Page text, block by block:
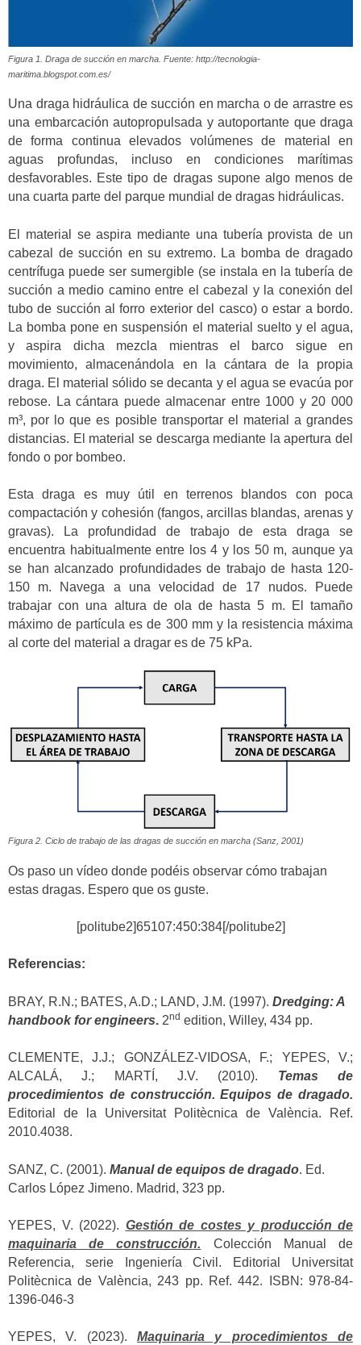
Figura 1. Draga de succión en marcha. Fuente: http://tecnologia-
maritima.blogspot.com.es/
Una draga hidráulica de succión en marcha o de arrastre es
una embarcación autopropulsada y autoportante que draga
de forma continua elevados volúmenes de material en
aguas profundas, incluso en condiciones marítimas
desfavorables. Este tipo de dragas supone algo menos de
una cuarta parte del parque mundial de dragas hidráulicas.
El material se aspira mediante una tubería provista de un
cabezal de succión en su extremo. La bomba de dragado
centrífuga puede ser sumergible (se instala en la tubería de
succión a medio camino entre el cabezal y la conexión del
tubo de succión al forro exterior del casco) o estar a bordo.
La bomba pone en suspensión el material suelto y el agua,
y aspira dicha mezcla mientras el barco sigue en
movimiento, almacenándola en la cántara de la propia
draga. El material sólido se decanta y el agua se evacúa por
rebose. La cántara puede almacenar entre 1000 y 20 000
m³, por lo que es posible transportar el material a grandes
distancias. El material se descarga mediante la apertura del
fondo o por bombeo.
Esta draga es muy útil en terrenos blandos con poca
compactación y cohesión (fangos, arcillas blandas, arenas y
gravas). La profundidad de trabajo de esta draga se
encuentra habitualmente entre los 4 y los 50 m, aunque ya
se han alcanzado profundidades de trabajo de hasta 120-
150 m. Navega a una velocidad de 17 nudos. Puede
trabajar con una altura de ola de hasta 5 m. El tamaño
máximo de partícula es de 300 mm y la resistencia máxima
al corte del material a dragar es de 75 kPa.
Figura 2. Ciclo de trabajo de las dragas de succión en marcha (Sanz, 2001)
Os paso un vídeo donde podéis observar cómo trabajan
estas dragas. Espero que os guste.
[politube2]65107:450:384[/politube2]
Referencias:
BRAY, R.N.; BATES, A.D.; LAND, J.M. (1997). Dredging: A
handbook for engineers. 2nd edition, Willey, 434 pp.
CLEMENTE, J.J.; GONZÁLEZ-VIDOSA, F.; YEPES, V.;
ALCALÁ, J.; MARTÍ, J.V. (2010). Temas de
procedimientos de construcción. Equipos de dragado.
Editorial de la Universitat Politècnica de València. Ref.
2010.4038.
SANZ, C. (2001). Manual de equipos de dragado. Ed.
Carlos López Jimeno. Madrid, 323 pp.
YEPES, V. (2022). Gestión de costes y producción de
maquinaria de construcción. Colección Manual de
Referencia, serie Ingeniería Civil. Editorial Universitat
Politècnica de València, 243 pp. Ref. 442. ISBN: 978-84-
1396-046-3
YEPES, V. (2023). Maquinaria y procedimientos de